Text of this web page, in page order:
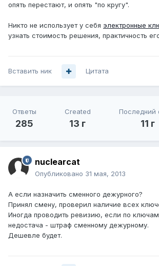
опять перестают, и опять "по кругу".
Никто не использует у себя электронные
узнать стоимость решения, практичность
Вставить ник Цитата
Ответы
285
Created
13 г
Последний
11 г
nuclearcat
Опубликовано 31 мая, 2013
А если назначить сменного дежурного?
Принял смену, проверил наличие всех
Иногда проводить ревизию, если по
недостача - штраф сменному дежурному.
Дешевле будет.